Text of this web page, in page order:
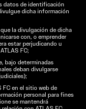
datos de identificación
dicha información
la divulgación de dicha
con, o emprender
estar perjudicando u
FC;
bajo determinadas
deban divulgarse
FC en el sitio web de
personal para fines
se mantendrá